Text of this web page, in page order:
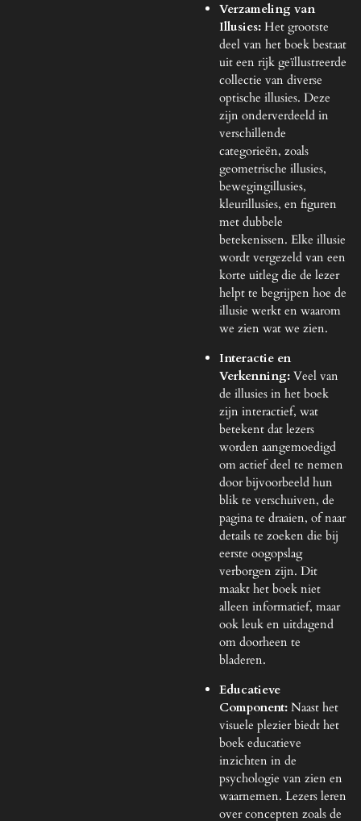
Verzameling van
Illusies:Het grootste
deel van het boek bestaat
uit een rijk geïllustreerde
collectie van diverse
optische illusies. Deze
zijn onderverdeeld in
verschillende
categorieën, zoals
geometrische illusies,
bewegingillusies,
kleurillusies, en figuren
met dubbele
betekenissen. Elke illusie
wordt vergezeld van een
korte uitleg die de lezer
helpt te begrijpen hoe de
illusie werkt en waarom
we zien wat we zien.
Interactie en
Verkenning:Veel van
de illusies in het boek
zijn interactief, wat
betekent dat lezers
worden aangemoedigd
om actief deel te nemen
door bijvoorbeeld hun
blik te verschuiven, de
pagina te draaien, of naar
details te zoeken die bij
eerste oogopslag
verborgen zijn. Dit
maakt het boek niet
alleen informatief, maar
ook leuk en uitdagend
om doorheen te
bladeren.
Educatieve
Component:Naast het
visuele plezier biedt het
boek educatieve
inzichten in de
psychologie van zien en
waarnemen. Lezers leren
over concepten zoals de